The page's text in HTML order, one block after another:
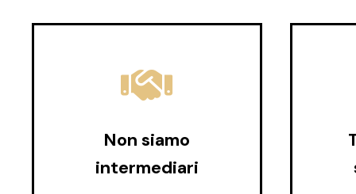
Non siamo
intermediari